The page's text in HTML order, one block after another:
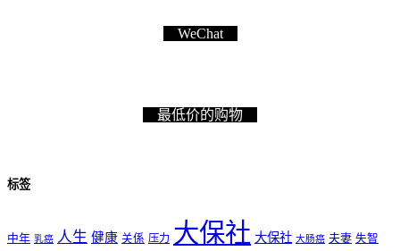
WeChat
最低价的购物
标签
中年 乳癌 人生 健康 关係 压力 大保社 大保社 大肠癌 夫妻 失智